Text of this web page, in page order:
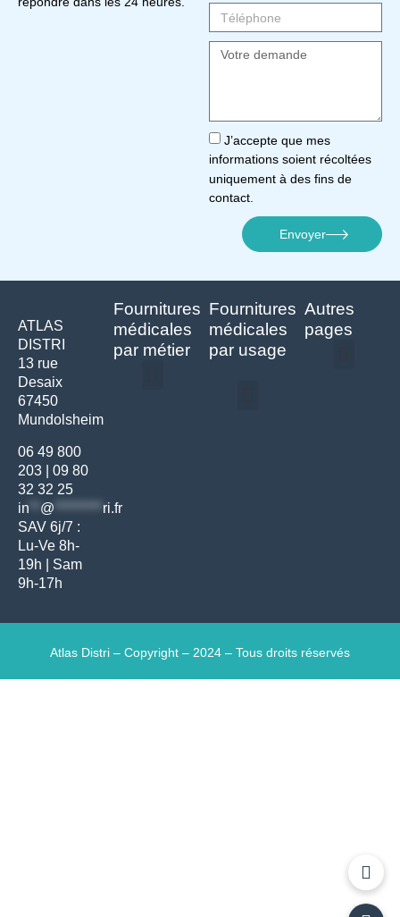
J’accepte que mes
informations soient récoltées
uniquement à des fins de
contact.
Envoyer
ATLAS
DISTRI
13 rue
Desaix
67450
Mundolsheim
06 49 800
203
09 80
32 32 25
in
@ ********* ri.fr
SAV 6j/7 :
Lu-Ve 8h-
19h | Sam
9h-17h
Fournitures
médicales
par métier
Fournitures
médicales
par usage
Autres
pages
Atlas Distri – Copyright – 2024 – Tous droits réservés